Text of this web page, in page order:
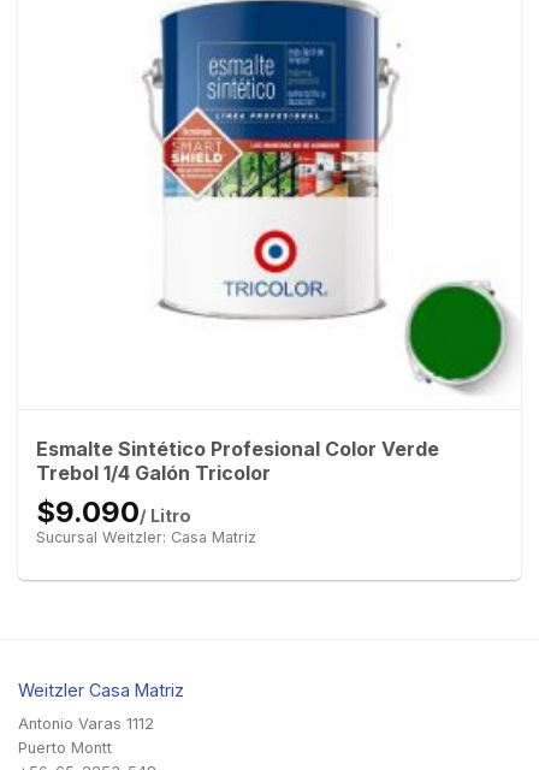
Esmalte Sintético Profesional Color Verde
Trebol 1/4 Galón Tricolor
$9.090/ Litro
Sucursal Weitzler: Casa Matriz
Weitzler Casa Matriz
Antonio Varas 1112
Puerto Montt